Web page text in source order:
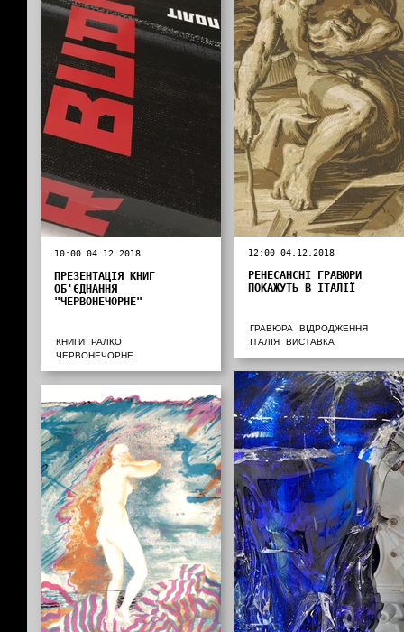
12:00 04.12.2018
РЕНЕСАНСНІ ГРАВЮРИ
ПОКАЖУТЬ В ІТАЛІЇ
ГРАВЮРА
ВІДРОДЖЕННЯ
ІТАЛІЯ
ВИСТАВКА
10:00 04.12.2018
ПРЕЗЕНТАЦІЯ КНИГ
ОБ'ЄДНАННЯ
"ЧЕРВОНЕЧОРНЕ"
КНИГИ
РАЛКО
ЧЕРВОНЕЧОРНЕ